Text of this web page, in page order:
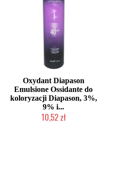
Oxydant Diapason
Emulsione Ossidante do
koloryzacji Diapason, 3%,
9% i...
10,52 zł